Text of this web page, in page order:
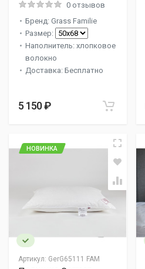
0 отзывов
Бренд: Grass Familie
Размер:
Наполнитель: хлопковое
волокно
Доставка: Бесплатно
5 150 ₽
Артикул: GerG65111 FAM
НОВИНКА